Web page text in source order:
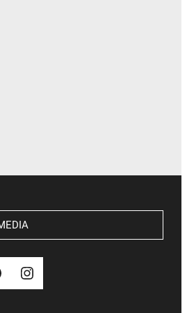
Instagram